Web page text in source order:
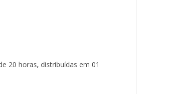
20 horas, distribuídas em 01